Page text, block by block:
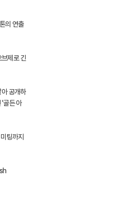
의 연출
제로 긴
공개하
'골든 아
팅까지